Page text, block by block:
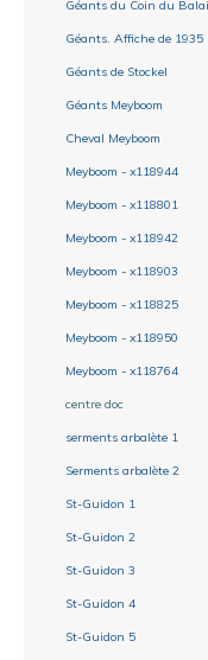
Géants du Coin du Balai
Géants. Affiche de 1935
Géants de Stockel
Géants Meyboom
Cheval Meyboom
Meyboom - x118944
Meyboom - x118801
Meyboom - x118942
Meyboom - x118903
Meyboom - x118825
Meyboom - x118950
Meyboom - x118764
centre doc
serments arbalète 1
Serments arbalète 2
St-Guidon 1
St-Guidon 2
St-Guidon 3
St-Guidon 4
St-Guidon 5